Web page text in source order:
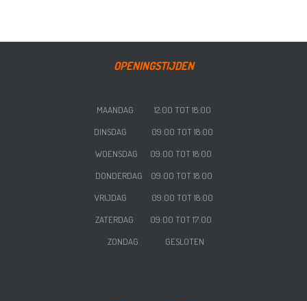
OPENINGSTIJDEN
MAANDAG 12:00 TOT 18:00
DINSDAG 09:00 TOT 18:00
WOENSDAG 09:00 TOT 18:00
DONDERDAG 09:00 TOT 18:00
VRIJDAG
09:00 TOT 18:00
ZATERDAG 09:00 TOT 17:00
ZONDAG GESLOTEN